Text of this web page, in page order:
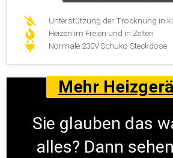
Unterstützung der Trocknung in
Heizen im Freien und in Zelten
Normale 230V Schuko-Steckdose
Mehr
Sie glauben das
alles? Dann